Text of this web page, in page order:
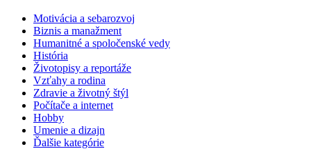
Motivácia a sebarozvoj
Biznis a manažment
Humanitné a spoločenské vedy
História
Životopisy a reportáže
Vzťahy a rodina
Zdravie a životný štýl
Počítače a internet
Hobby
Umenie a dizajn
Ďalšie kategórie